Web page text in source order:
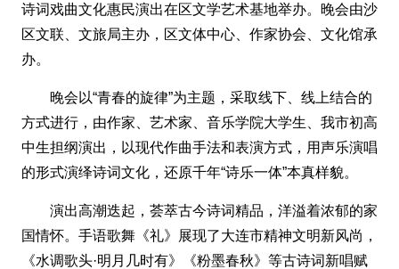
诗词戏曲文化惠民演出在区文学艺术基地举办。晚会由沙
区文联、文旅局主办，区文体中心、作家协会、文化馆承
办。
晚会以“青春的旋律”为主题，采取线下、线上结合的
方式进行，由作家、艺术家、音乐学院大学生、我市初高
中生担纲演出，以现代作曲手法和表演方式，用声乐演唱
的形式演绎诗词文化，还原千年“诗乐一体”本真样貌。
演出高潮迭起，荟萃古今诗词精品，洋溢着浓郁的家
国情怀。手语歌舞《礼》展现了大连市精神文明新风尚，
《水调歌头·明月几时有》《粉墨春秋》等古诗词新唱赋